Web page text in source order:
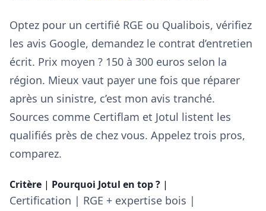
Optez pour un certifié RGE ou Qualibois, vérifiez
les avis Google, demandez le contrat d’entretien
écrit. Prix moyen ? 150 à 300 euros selon la
région. Mieux vaut payer une fois que réparer
après un sinistre, c’est mon avis tranché.
Sources comme Certiflam et Jotul listent les
qualifiés près de chez vous. Appelez trois pros,
comparez.
Critère | Pourquoi Jotul en top ? |
Certification | RGE + expertise bois |